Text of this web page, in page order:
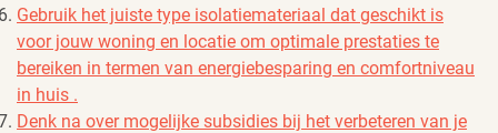
Gebruik het juiste type isolatiemateriaal dat geschikt is
voor jouw woning en locatie om optimale prestaties te
bereiken in termen van energiebesparing en comfortniveau
in huis .
Denk na over mogelijke subsidies bij het verbeteren van je